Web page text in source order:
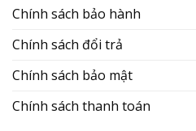
Chính sách bảo hành
Chính sách đổi trả
Chính sách bảo mật
Chính sách thanh toán